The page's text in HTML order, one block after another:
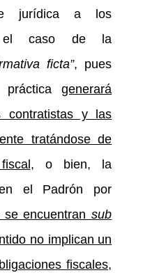
jurídica a los
el caso de la
ficta”, pues
prácticagenerará
contratistas y las
tratándose de
, o bien, la
el Padrón por
se encuentransub
no implican un
fiscales,